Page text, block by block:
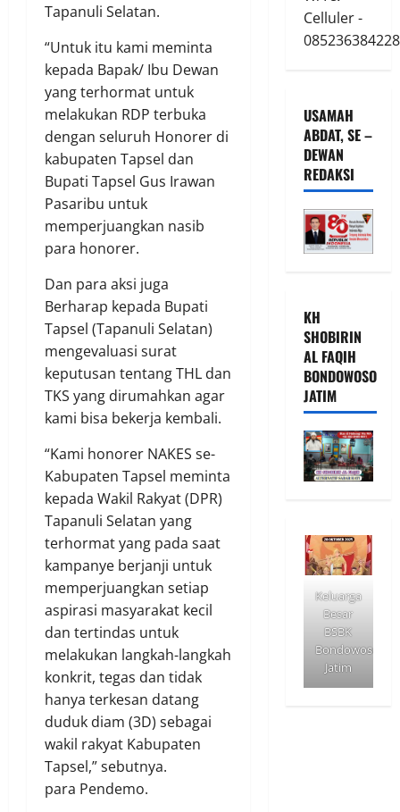
Tapanuli Selatan.
“Untuk itu kami meminta
kepada Bapak/ Ibu Dewan
yang terhormat untuk
melakukan RDP terbuka
dengan seluruh Honorer di
kabupaten Tapsel dan
Bupati Tapsel Gus Irawan
Pasaribu untuk
memperjuangkan nasib
para honorer.
Dan para aksi juga
Berharap kepada Bupati
Tapsel (Tapanuli Selatan)
mengevaluasi surat
keputusan tentang THL dan
TKS yang dirumahkan agar
kami bisa bekerja kembali.
“Kami honorer NAKES se-
Kabupaten Tapsel meminta
kepada Wakil Rakyat (DPR)
Tapanuli Selatan yang
terhormat yang pada saat
kampanye berjanji untuk
memperjuangkan setiap
aspirasi masyarakat kecil
dan tertindas untuk
melakukan langkah-langkah
konkrit, tegas dan tidak
hanya terkesan datang
duduk diam (3D) sebagai
wakil rakyat Kabupaten
Tapsel,” sebutnya.
para Pendemo.
Celluler -
085236384228
USAMAH
ABDAT, SE –
DEWAN
REDAKSI
KH
SHOBIRIN
AL FAQIH
BONDOWOSO
JATIM
Keluarga
Besar
BSBK
Bondowoso
Jatim